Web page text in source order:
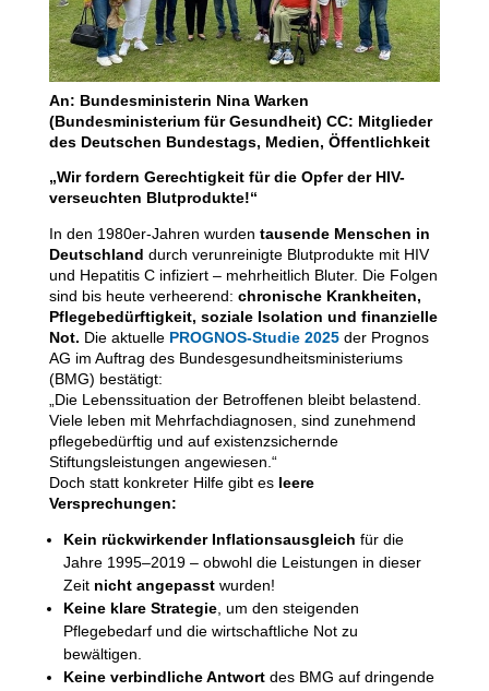
An: Bundesministerin Nina Warken
(Bundesministerium für Gesundheit) CC: Mitglieder
des Deutschen Bundestags, Medien, Öffentlichkeit
„Wir fordern Gerechtigkeit für die Opfer der HIV-
verseuchten Blutprodukte!“
In den 1980er-Jahren wurden tausende Menschen in
Deutschland durch verunreinigte Blutprodukte mit HIV
und Hepatitis C infiziert – mehrheitlich Bluter. Die Folgen
sind bis heute verheerend: chronische Krankheiten,
Pflegebedürftigkeit, soziale Isolation und finanzielle
Not. Die aktuelle PROGNOS-Studie 2025der Prognos
AG im Auftrag des Bundesgesundheitsministeriums
(BMG) bestätigt:
„Die Lebenssituation der Betroffenen bleibt belastend.
Viele leben mit Mehrfachdiagnosen, sind zunehmend
pflegebedürftig und auf existenzsichernde
Stiftungsleistungen angewiesen.“
Doch statt konkreter Hilfe gibt es leere
Versprechungen:
Kein rückwirkender Inflationsausgleich für die
Jahre 1995–2019 – obwohl die Leistungen in dieser
Zeit nicht angepasstwurden!
Keine klare Strategie, um den steigenden
Pflegebedarf und die wirtschaftliche Not zu
bewältigen.
Keine verbindliche Antwort des BMG auf dringende